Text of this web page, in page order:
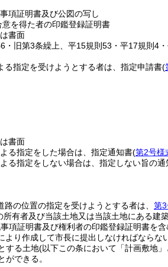
項証明書及び公図の写し
を得た者の印鑑登録証明書
書面
・旧第3条繰上、平15規則53・平17規則4
る指定を受けようとする者は、指定申請書(
書面
る指定をした場合は、指定通知書(第2号様
る指定をしない場合は、指定しない旨の通
の位置の指定を受けようとする者は、 第
所有者及び当該土地又は当該土地にある建
項証明書及び権利者の印鑑登録証明書を含
より作成して市長に提出しなければならない
する土地(以下この条において「計画敷地
できる。